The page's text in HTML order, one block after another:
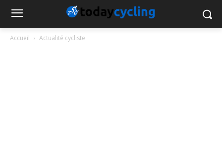
Accueil Actualité cycliste